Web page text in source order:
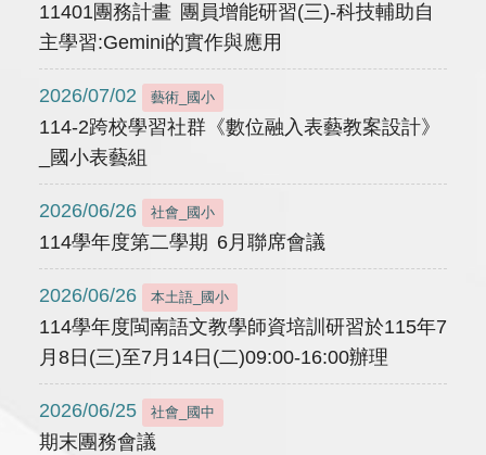
11401團務計畫 團員增能研習(三)-科技輔助自
主學習:Gemini的實作與應用
2026/07/02 藝術_國小
114-2跨校學習社群《數位融入表藝教案設計》
_國小表藝組
2026/06/26 社會_國小
114學年度第二學期 6月聯席會議
2026/06/26 本土語_國小
114學年度閩南語文教學師資培訓研習於115年7
月8日(三)至7月14日(二)09:00-16:00辦理
2026/06/25 社會_國中
期末團務會議